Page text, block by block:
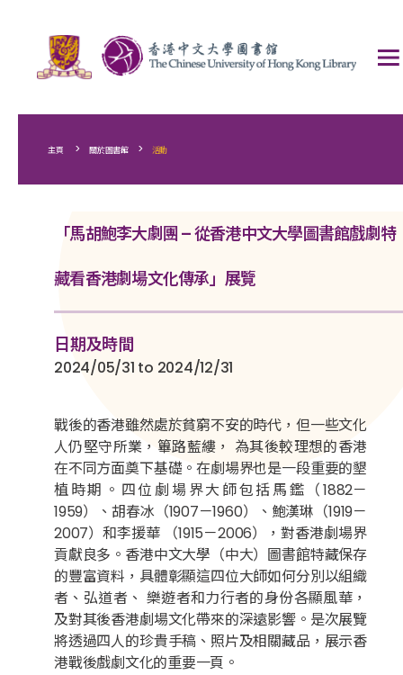
主頁 > 關於圖書館 > 活動
「馬胡鮑李大劇團 – 從香港中文大學圖書館戲劇特
藏看香港劇場文化傳承」展覽
日期及時間
2024/05/31 to 2024/12/31
戰後的香港雖然處於貧窮不安的時代，但一些文化
人仍堅守所業，篳路藍縷， 為其後較理想的香港
在不同方面奠下基礎。在劇場界也是一段重要的墾
植時期。四位劇場界大師包括馬鑑（1882－
1959）、胡春冰（1907－1960）、鮑漢琳（1919－
2007）和李援華 （1915－2006），對香港劇場界
貢獻良多。香港中文大學（中大）圖書館特藏保存
的豐富資料，具體彰顯這四位大師如何分別以組織
者、弘道者、 樂遊者和力行者的身份各顯風華，
及對其後香港劇場文化帶來的深遠影響。是次展覽
將透過四人的珍貴手稿、照片及相關藏品，展示香
港戰後戲劇文化的重要一頁。